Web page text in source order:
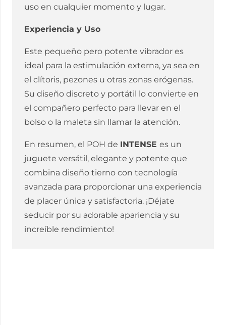
uso en cualquier momento y lugar.
Experiencia y Uso
Este pequeño pero potente vibrador es
ideal para la estimulación externa, ya sea en
el clítoris, pezones u otras zonas erógenas.
Su diseño discreto y portátil lo convierte en
el compañero perfecto para llevar en el
bolso o la maleta sin llamar la atención.
En resumen, el POH de INTENSE es un
juguete versátil, elegante y potente que
combina diseño tierno con tecnología
avanzada para proporcionar una experiencia
de placer única y satisfactoria. ¡Déjate
seducir por su adorable apariencia y su
increíble rendimiento!